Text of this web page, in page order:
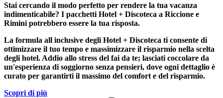
Stai cercando il modo perfetto per rendere la tua vacanza
indimenticabile? I pacchetti Hotel + Discoteca a Riccione e
Rimini potrebbero essere la tua risposta.
La formula all inclusive degli Hotel + Discoteca ti consente di
ottimizzare il tuo tempo e massimizzare il risparmio nella scelta
degli hotel. Addio allo stress del fai da te; lasciati coccolare da
un'esperienza di soggiorno senza pensieri, dove ogni dettaglio è
curato per garantirti il massimo del comfort e del risparmio.
Scopri di più